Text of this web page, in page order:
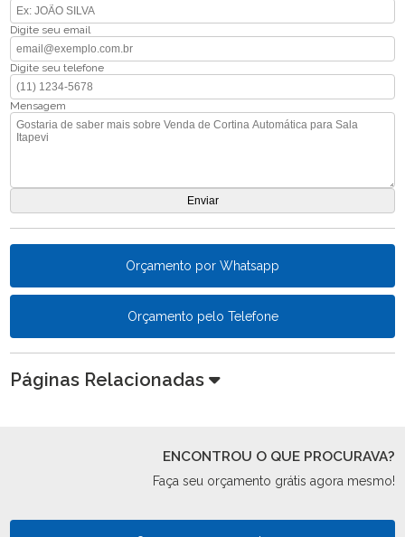
Digite seu email
Digite seu telefone
Mensagem
Orçamento por Whatsapp
Orçamento pelo Telefone
Páginas Relacionadas
ENCONTROU O QUE PROCURAVA?
Faça seu orçamento grátis agora mesmo!